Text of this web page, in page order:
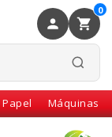
0
Papel Máquinas